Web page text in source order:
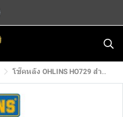
โช๊คหลัง OHLINS HO729 สำหรับ HONDA CRF250 (17-18)